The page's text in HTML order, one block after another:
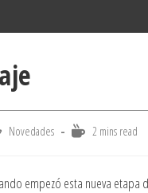
Novedades
Reading2 mins read
empezó esta nueva etapa